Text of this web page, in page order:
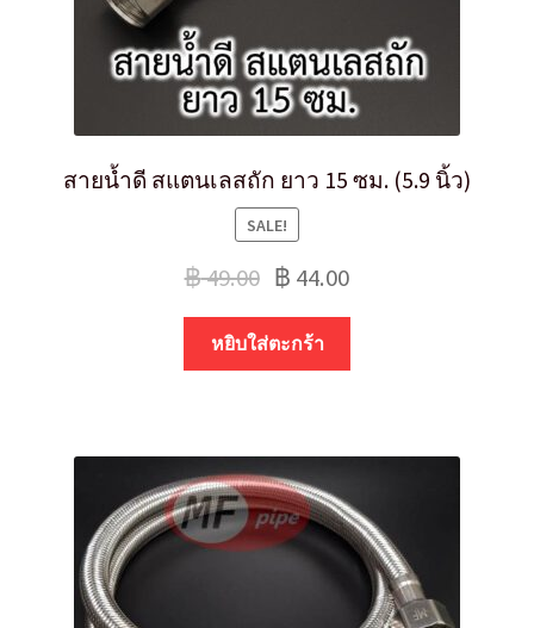
สายน้ำดี สแตนเลสถัก ยาว 15 ซม. (5.9 นิ้ว)
SALE!
฿49.00 ฿ 44.00
หยิบใส่ตะกร้า